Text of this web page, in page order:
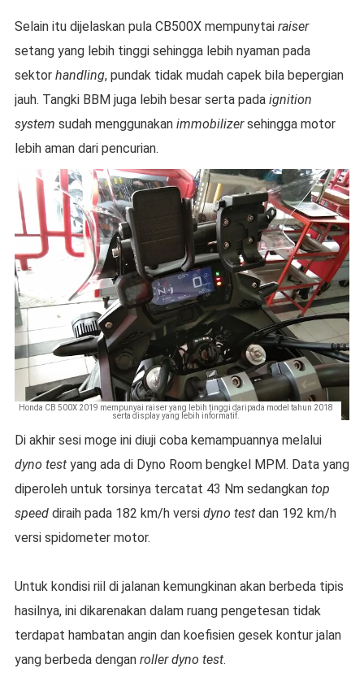
Selain itu dijelaskan pula CB500X mempunytai raiser
setang yang lebih tinggi sehingga lebih nyaman pada
sektor handling, pundak tidak mudah capek bila bepergian
jauh. Tangki BBM juga lebih besar serta pada ignition
system sudah menggunakan immobilizersehingga motor
lebih aman dari pencurian.
Honda CB 500X 2019 mempunyai raiser yang lebih tinggi daripada model tahun 2018
serta display yang lebih informatif.
Di akhir sesi moge ini diuji coba kemampuannya melalui
dyno testyang ada di Dyno Room bengkel MPM. Data yang
diperoleh untuk torsinya tercatat 43 Nm sedangkan top
speeddiraih pada 182 km/h versi dyno testdan 192 km/h
versi spidometer motor.
Untuk kondisi riil di jalanan kemungkinan akan berbeda tipis
hasilnya, ini dikarenakan dalam ruang pengetesan tidak
terdapat hambatan angin dan koefisien gesek kontur jalan
yang berbeda dengan roller dyno test.